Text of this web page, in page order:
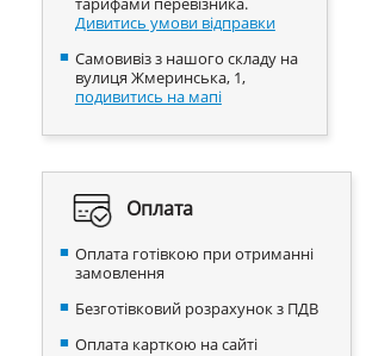
Дивитись умови відправки
Самовивіз з нашого складу на
вулиця Жмеринська, 1,
подивитись на мапі
Оплата
Оплата готівкою при отриманні
замовлення
Безготівковий розрахунок з ПДВ
Оплата карткою на сайті